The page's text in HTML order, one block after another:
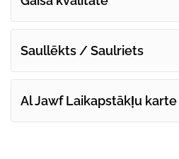
Saullēkts / Saulriets
Al Jawf Laikapstākļu karte